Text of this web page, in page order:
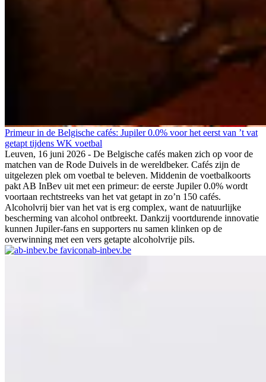
Primeur in de Belgische cafés: Jupiler 0.0% voor het eerst van ’t vat
getapt tijdens WK voetbal
Leuven, 16 juni 2026 - De Belgische cafés maken zich op voor de
matchen van de Rode Duivels in de wereldbeker. Cafés zijn de
uitgelezen plek om voetbal te beleven. Middenin de voetbalkoorts
pakt AB InBev uit met een primeur: de eerste Jupiler 0.0% wordt
voortaan rechtstreeks van het vat getapt in zo’n 150 cafés.
Alcoholvrij bier van het vat is erg complex, want de natuurlijke
bescherming van alcohol ontbreekt. Dankzij voortdurende innovatie
kunnen Jupiler-fans en supporters nu samen klinken op de
overwinning met een vers getapte alcoholvrije pils.
ab-inbev.be